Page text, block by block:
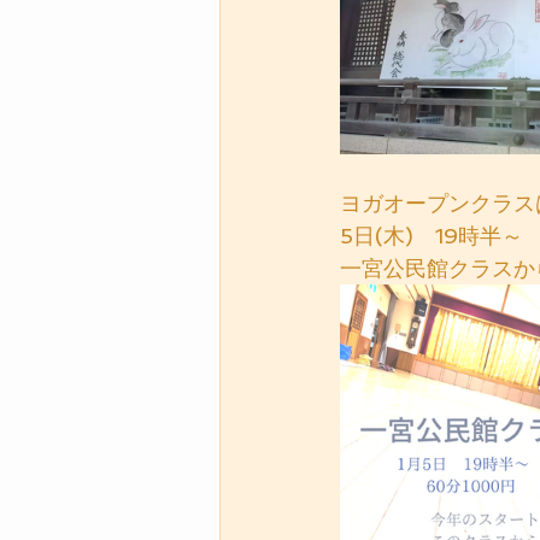
ヨガオープンクラス
5日(木)　19時半～
一宮公民館クラスか